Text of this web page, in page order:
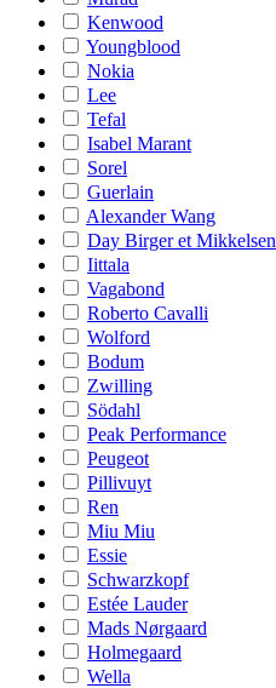
Kenwood
Youngblood
Nokia
Lee
Tefal
Isabel Marant
Sorel
Guerlain
Alexander Wang
Day Birger et Mikkelsen
Iittala
Vagabond
Roberto Cavalli
Wolford
Bodum
Zwilling
Södahl
Peak Performance
Peugeot
Pillivuyt
Ren
Miu Miu
Essie
Schwarzkopf
Estée Lauder
Mads Nørgaard
Holmegaard
Wella